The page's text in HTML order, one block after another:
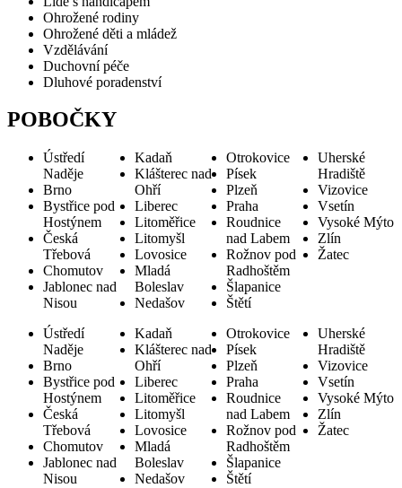
Ohrožené rodiny
Ohrožené děti a mládež
Vzdělávání
Duchovní péče
Dluhové poradenství
POBOČKY
Ústředí
Naděje
Brno
Bystřice pod
Hostýnem
Česká
Třebová
Chomutov
Jablonec nad
Nisou
Kadaň
Klášterec nad
Ohří
Liberec
Litoměřice
Litomyšl
Lovosice
Mladá
Boleslav
Nedašov
Otrokovice
Písek
Plzeň
Praha
Roudnice
nad Labem
Rožnov pod
Radhoštěm
Šlapanice
Štětí
Uherské
Hradiště
Vizovice
Vsetín
Vysoké Mýto
Zlín
Žatec
Ústředí
Naděje
Brno
Bystřice pod
Hostýnem
Česká
Třebová
Chomutov
Jablonec nad
Nisou
Kadaň
Klášterec nad
Ohří
Liberec
Litoměřice
Litomyšl
Lovosice
Mladá
Boleslav
Nedašov
Otrokovice
Písek
Plzeň
Praha
Roudnice
nad Labem
Rožnov pod
Radhoštěm
Šlapanice
Štětí
Uherské
Hradiště
Vizovice
Vsetín
Vysoké Mýto
Zlín
Žatec